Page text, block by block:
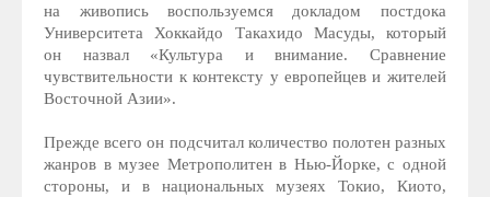
на живопись воспользуемся докладом постдока
Университета Хоккайдо Такахидо Масуды, который
он назвал «Культура и внимание. Сравнение
чувствительности к контексту у европейцев и жителей
Восточной Азии».
Прежде всего он подсчитал количество полотен разных
жанров в музее Метрополитен в Нью-Йорке, с одной
стороны, и в национальных музеях Токио, Киото,